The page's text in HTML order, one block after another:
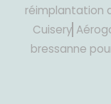
réimplantation
Cuisery
bressanne